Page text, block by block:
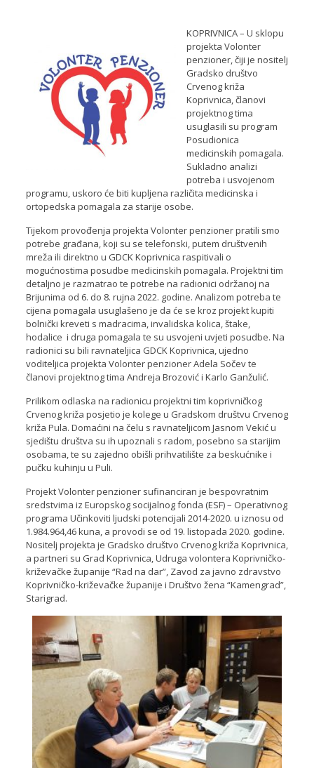
KOPRIVNICA – U sklopu
projekta Volonter
penzioner, čiji je nositelj
Gradsko društvo
Crvenog križa
Koprivnica, članovi
projektnog tima
usuglasili su program
Posudionica
medicinskih pomagala.
Sukladno analizi
potreba i usvojenom
programu, uskoro će biti kupljena različita medicinska i
ortopedska pomagala za starije osobe.
Tijekom provođenja projekta Volonter penzioner pratili smo
potrebe građana, koji su se telefonski, putem društvenih
mreža ili direktno u GDCK Koprivnica raspitivali o
mogućnostima posudbe medicinskih pomagala. Projektni tim
detaljno je razmatrao te potrebe na radionici održanoj na
Brijunima od 6. do 8. rujna 2022. godine. Analizom potreba te
cijena pomagala usuglašeno je da će se kroz projekt kupiti
bolnički kreveti s madracima, invalidska kolica, štake,
hodalice i druga pomagala te su usvojeni uvjeti posudbe. Na
radionici su bili ravnateljica GDCK Koprivnica, ujedno
voditeljica projekta Volonter penzioner Adela Sočev te
članovi projektnog tima Andreja Brozović i Karlo Ganžulić.
Prilikom odlaska na radionicu projektni tim koprivničkog
Crvenog križa posjetio je kolege u Gradskom društvu Crvenog
križa Pula. Domaćini na čelu s ravnateljicom Jasnom Vekić u
sjedištu društva su ih upoznali s radom, posebno sa starijim
osobama, te su zajedno obišli prihvatilište za beskućnike i
pučku kuhinju u Puli.
Projekt Volonter penzioner sufinanciran je bespovratnim
sredstvima iz Europskog socijalnog fonda (ESF) – Operativnog
programa Učinkoviti ljudski potencijali 2014-2020. u iznosu od
1.984.964,46 kuna, a provodi se od 19. listopada 2020. godine.
Nositelj projekta je Gradsko društvo Crvenog križa Koprivnica,
a partneri su Grad Koprivnica, Udruga volontera Koprivničko-
križevačke županije “Rad na dar”, Zavod za javno zdravstvo
Koprivničko-križevačke županije i Društvo žena “Kamengrad”,
Starigrad.